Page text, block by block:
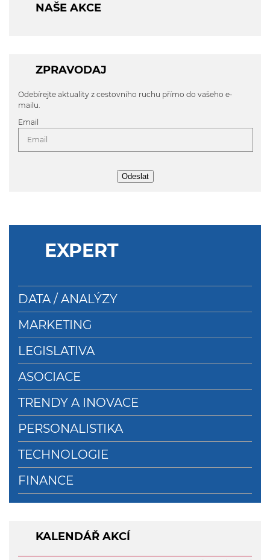
NAŠE AKCE
ZPRAVODAJ
Odebírejte aktuality z cestovního ruchu přímo do vašeho e-
mailu.
Email
Odeslat
EXPERT
DATA / ANALÝZY
MARKETING
LEGISLATIVA
ASOCIACE
TRENDY A INOVACE
PERSONALISTIKA
TECHNOLOGIE
FINANCE
KALENDÁŘ AKCÍ